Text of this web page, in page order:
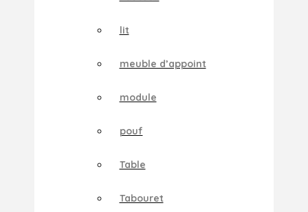
lit
meuble d’appoint
module
pouf
Table
Tabouret